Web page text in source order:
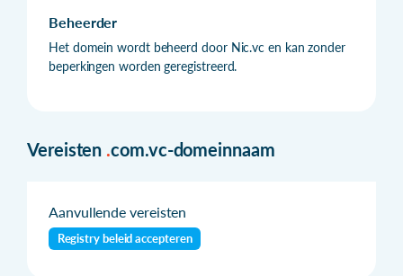
Beheerder
Het domein wordt beheerd door Nic.vc en kan zonder
beperkingen worden geregistreerd.
Vereisten .com.vc-domeinnaam
Aanvullende vereisten
Registry beleid accepteren